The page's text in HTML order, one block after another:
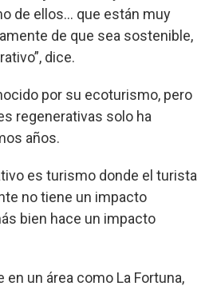
de ellos… que están muy
de que sea sostenible,
dice.
por su ecoturismo, pero
regenerativas solo ha
años.
es turismo donde el turista
no tiene un impacto
bien hace un impacto
un área como La Fortuna,